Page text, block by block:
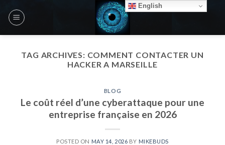
TAG ARCHIVES: COMMENT CONTACTER UN
HACKER A MARSEILLE
BLOG
Le coût réel d’une cyberattaque pour une
entreprise française en 2026
POSTED ON MAY 14, 2026 BY MIKEBUDS
English